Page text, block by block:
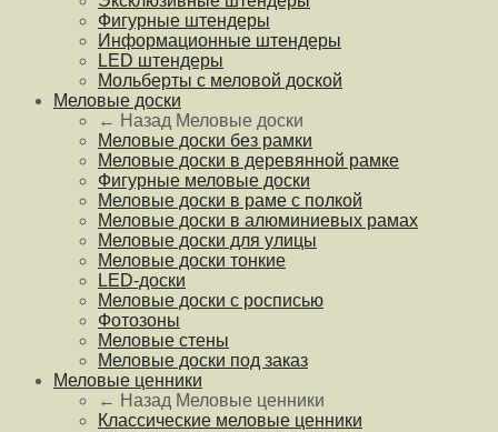
Фигурные штендеры
Информационные штендеры
LED штендеры
Мольберты с меловой доской
Меловые доски
← Назад Меловые доски
Меловые доски без рамки
Меловые доски в деревянной рамке
Фигурные меловые доски
Меловые доски в раме с полкой
Меловые доски в алюминиевых рамах
Меловые доски для улицы
Меловые доски тонкие
LED-доски
Меловые доски с росписью
Фотозоны
Меловые стены
Меловые доски под заказ
Меловые ценники
← Назад Меловые ценники
Классические меловые ценники